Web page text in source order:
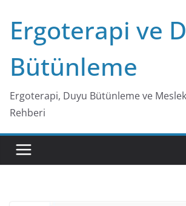
content
Ergoterapi ve
Bütünleme
Ergoterapi, Duyu Bütünleme ve
Rehberi